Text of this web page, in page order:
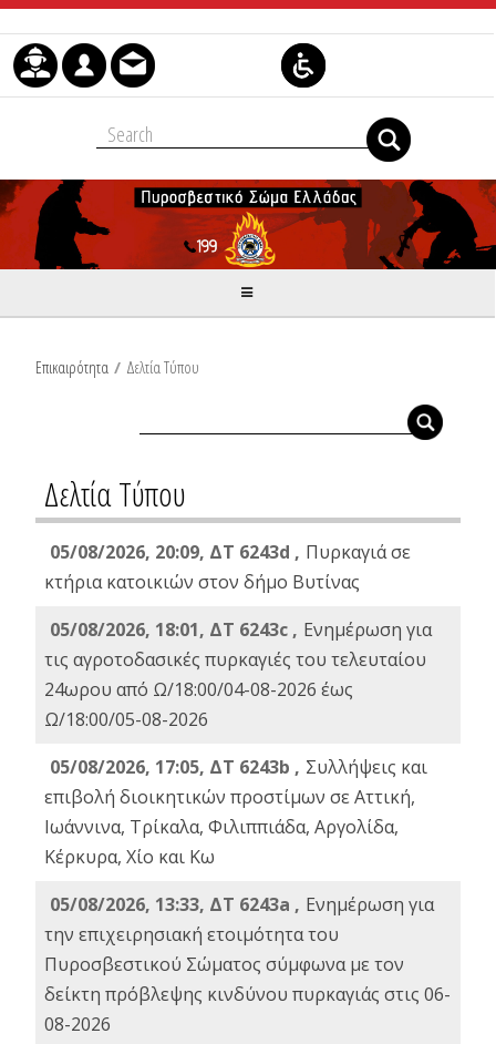
Μετάβαση στο περιεχόμενο
Επικαιρότητα / Δελτία Τύπου
Δελτία Τύπου
05/08/2026, 20:09, ΔΤ 6243d , Πυρκαγιά σε
κτήρια κατοικιών στον δήμο Βυτίνας
05/08/2026, 18:01, ΔΤ 6243c , Ενημέρωση για
τις αγροτοδασικές πυρκαγιές του τελευταίου
24ωρου από Ω/18:00/04-08-2026 έως
Ω/18:00/05-08-2026
05/08/2026, 17:05, ΔΤ 6243b , Συλλήψεις και
επιβολή διοικητικών προστίμων σε Αττική,
Ιωάννινα, Τρίκαλα, Φιλιππιάδα, Αργολίδα,
Κέρκυρα, Χίο και Κω
05/08/2026, 13:33, ΔΤ 6243a , Ενημέρωση για
την επιχειρησιακή ετοιμότητα του
Πυροσβεστικού Σώματος σύμφωνα με τον
δείκτη πρόβλεψης κινδύνου πυρκαγιάς στις 06-
08-2026